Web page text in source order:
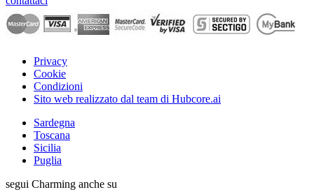
Privacy
Cookie
Condizioni
Sito web realizzato dal team di Hubcore.ai
Sardegna
Toscana
Sicilia
Puglia
segui Charming anche su